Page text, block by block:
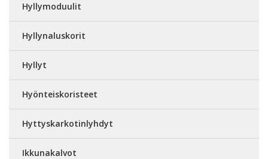
Hyllymoduulit
Hyllynaluskorit
Hyllyt
Hyönteiskoristeet
Hyttyskarkotinlyhdyt
Ikkunakalvot